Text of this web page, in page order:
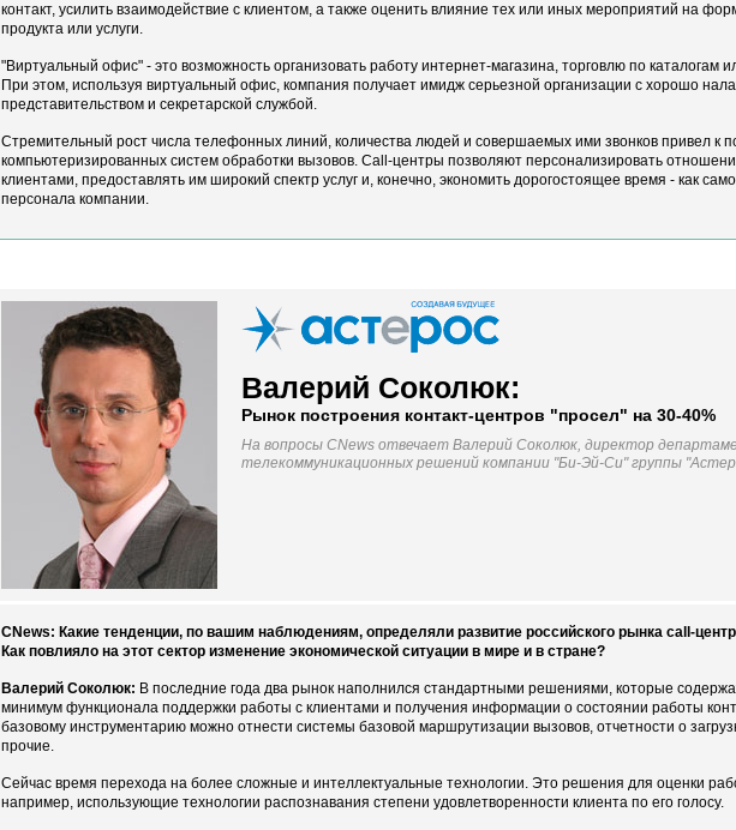
контакт, усилить взаимодействие с клиентом, а также оценить влияние тех или иных мероприятий на
продукта или услуги.
"Виртуальный офис" - это возможность организовать работу интернет-магазина, торговлю по каталогам
При этом, используя виртуальный офис, компания получает имидж серьезной организации с хорошо
представительством и секретарской службой.
Стремительный рост числа телефонных линий, количества людей и совершаемых ими звонков привел к
компьютеризированных систем обработки вызовов. Саll-центры позволяют персонализировать
клиентами, предоставлять им широкий спектр услуг и, конечно, экономить дорогостоящее время - как
персонала компании.
Валерий Соколюк:
Рынок построения контакт-центров "просел" на 30-40%
На вопросы CNews отвечает Валерий Соколюк, директор
телекоммуникационных решений компании "Би-Эй-Си" группы
CNews: Какие тенденции, по вашим наблюдениям, определяли развитие российского рынка сall-
Как повлияло на этот сектор изменение экономической ситуации в мире и в стране?
Валерий Соколюк: В последние года два рынок наполнился стандартными решениями, которые
минимум функционала поддержки работы с клиентами и получения информации о состоянии работы
базовому инструментарию можно отнести системы базовой маршрутизации вызовов, отчетности о
прочие.
Сейчас время перехода на более сложные и интеллектуальные технологии. Это решения для оценки
например, использующие технологии распознавания степени удовлетворенности клиента по его голосу.